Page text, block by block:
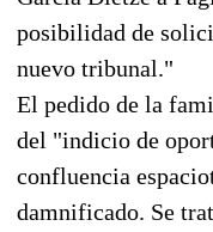
posibilidad de
nuevo tribunal."
El pedido de la
del "indicio de
confluencia
damnificado. Se